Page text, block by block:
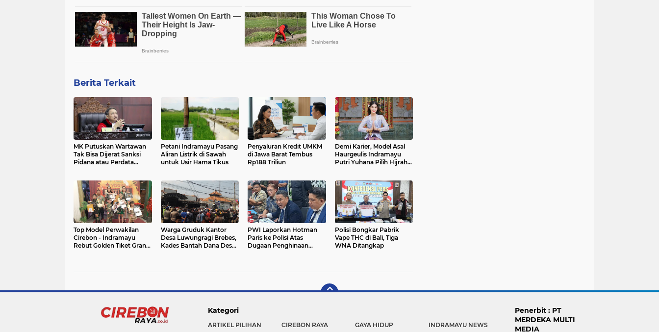
Berita Terkait
MK Putuskan Wartawan
Tak Bisa Dijerat Sanksi
Pidana atau Perdata
Petani Indramayu Pasang
Aliran Listrik di Sawah
untuk Usir Hama Tikus
Penyaluran Kredit UMKM
di Jawa Barat Tembus
Rp188 Triliun
Demi Karier, Model Asal
Haurgeulis Indramayu
Putri Yuhana Pilih Hijrah
Top Model Perwakilan
Cirebon - Indramayu
Rebut Golden Tiket Grand
Warga Gruduk Kantor
Desa Luwungragi Brebes,
Kades Bantah Dana Desa
PWI Laporkan Hotman
Paris ke Polisi Atas
Dugaan Penghinaan
Polisi Bongkar Pabrik
Vape THC di Bali, Tiga
WNA Ditangkap
Kategori
ARTIKEL PILIHAN CIREBON RAYA GAYA HIDUP INDRAMAYU NEWS
Penerbit : PT
MERDEKA MULTI
MEDIA